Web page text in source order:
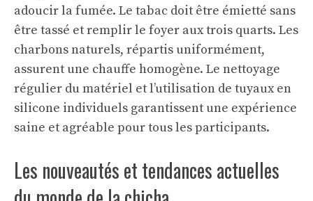
adoucir la fumée. Le tabac doit être émietté sans
être tassé et remplir le foyer aux trois quarts. Les
charbons naturels, répartis uniformément,
assurent une chauffe homogène. Le nettoyage
régulier du matériel et l’utilisation de tuyaux en
silicone individuels garantissent une expérience
saine et agréable pour tous les participants.
Les nouveautés et tendances actuelles